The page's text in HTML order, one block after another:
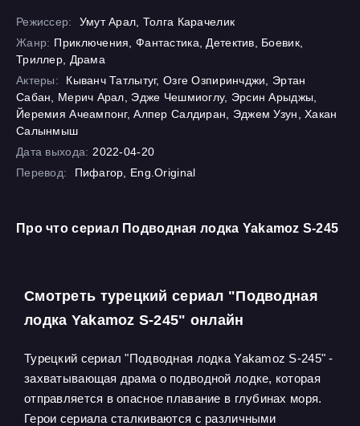
Режиссер:
Умут Арал, Толга Карачелик
Жанр: Приключения, Фантастика, Детектив, Боевик,
Триллер, Драма
Актеры:
Кыванч Татлытуг, Озге Озпиринчджи, Эртан
Сабан, Мерич Арал, Эдже Чешмиоглу, Эрсин Арыджы,
Йеремия Ачеампонг, Алпер Салдиран, Эджем Узун, Хакан
Салынмыш
Дата выхода: 2022-04-20
Перевод:
Пифагор, Eng.Original
Про что сериал Подводная лодка Yakamoz S-245
Смотреть турецкий сериал "Подводная
лодка Yakamoz S-245" онлайн
Турецкий сериал "Подводная лодка Yakamoz S-245" -
захватывающая драма о подводной лодке, которая
отправляется в опасное плавание в глубинах моря.
Герои сериала сталкиваются с различными